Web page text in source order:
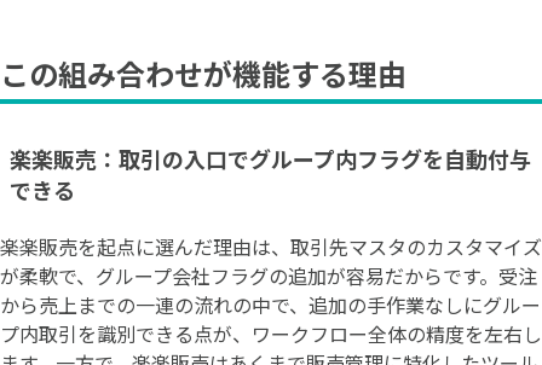
この組み合わせが機能する理由
楽楽販売：取引の入口でグループ内フラグを自動付与
できる
楽楽販売を起点に選んだ理由は、取引先マスタのカスタマイズ
が柔軟で、グループ会社フラグの追加が容易だからです。受注
から売上までの一連の流れの中で、追加の手作業なしにグルー
プ内取引を識別できる点が、ワークフロー全体の精度を左右し